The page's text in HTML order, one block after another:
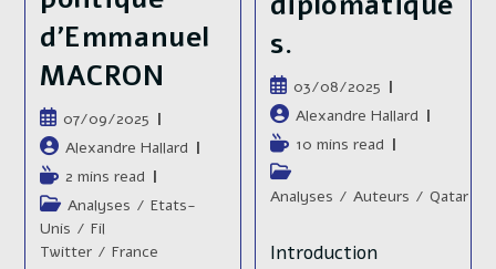
d’Emmanuel
MACRON
Publication
publiée :
07/09/2025
Auteur/autrice
de
la
publication :
Alexandre Hallard
Temps
de
lecture :
2 mins read
Post
category:
Analyses / Etats-
Unis / Fil
Twitter / France
s.
Publication
publiée :
03/08/2025
Auteur/autrice
de
la
publication :
Alexandre Hallard
Temps
de
lecture :
10 mins read
Post
category:
Analyses / Auteurs / Qatar
Introduction